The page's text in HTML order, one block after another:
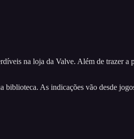
na loja da Valve. Além de trazer a
biblioteca. As indicações vão desde